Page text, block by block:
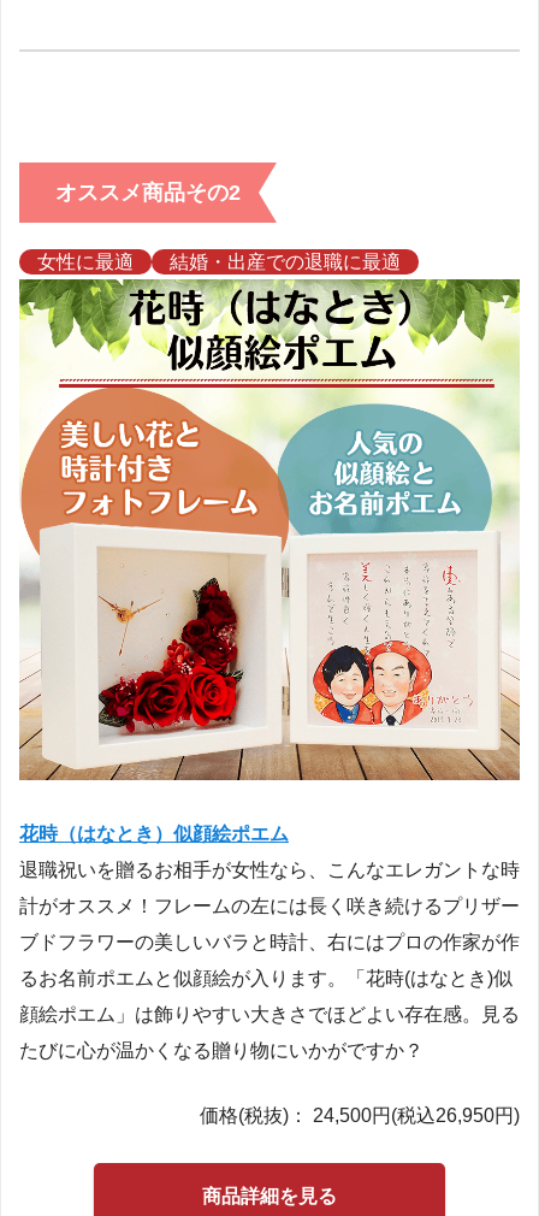
オススメ商品その2
女性に最適 結婚・出産での退職に最適
花時（はなとき）似顔絵ポエム
退職祝いを贈るお相手が女性なら、こんなエレガントな時
計がオススメ！フレームの左には長く咲き続けるプリザー
ブドフラワーの美しいバラと時計、右にはプロの作家が作
るお名前ポエムと似顔絵が入ります。「花時(はなとき)似
顔絵ポエム」は飾りやすい大きさでほどよい存在感。見る
たびに心が温かくなる贈り物にいかがですか？
価格(税抜)： 24,500円(税込26,950円)
商品詳細を見る